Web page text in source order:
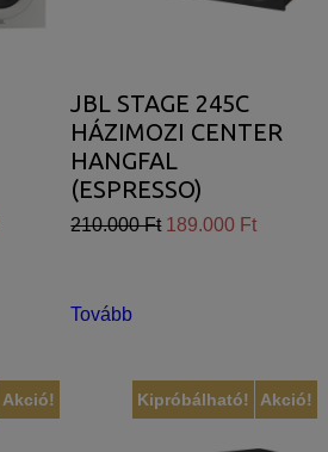
JBL STAGE 245C
HÁZIMOZI CENTER
HANGFAL
(ESPRESSO)
210.000 Ft 189.000 Ft
Tovább
Akció! Akció!
Kipróbálható!